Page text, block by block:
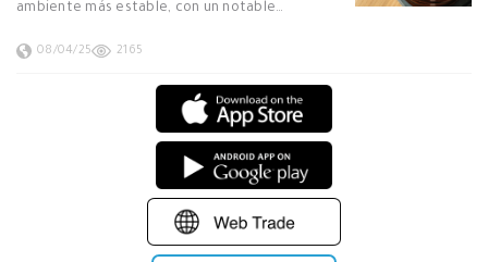
ambiente más estable, con un notable…
08/04/25 2165